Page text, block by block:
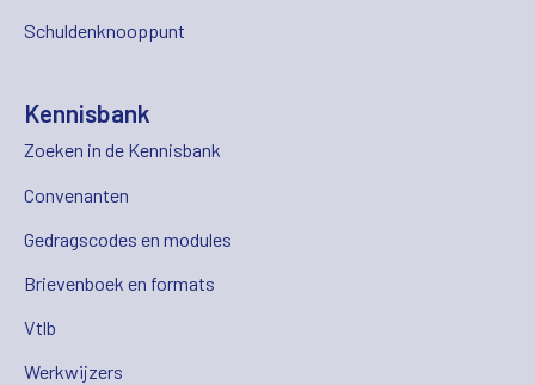
Schuldenknooppunt
Kennisbank
Zoeken in de Kennisbank
Convenanten
Gedragscodes en modules
Brievenboek en formats
Vtlb
Werkwijzers